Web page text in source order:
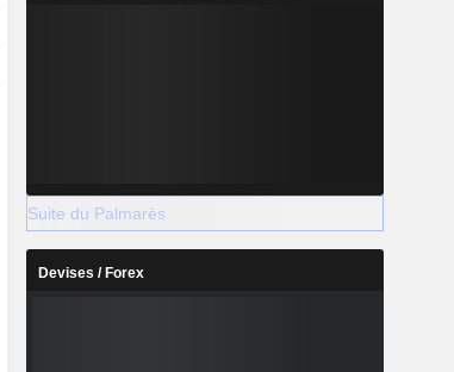
Suite du Palmarès
Devises / Forex